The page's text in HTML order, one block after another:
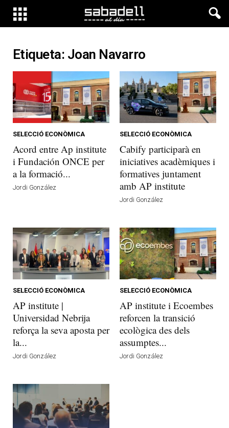
Etiqueta: Joan Navarro
SELECCIÓ ECONÒMICA
Acord entre Ap institute
i Fundación ONCE per
a la formació...
Jordi González
SELECCIÓ ECONÒMICA
Cabify participarà en
iniciatives acadèmiques i
formatives juntament
amb AP institute
Jordi González
SELECCIÓ ECONÒMICA
AP institute |
Universidad Nebrija
reforça la seva aposta per
la...
Jordi González
SELECCIÓ ECONÒMICA
AP institute i Ecoembes
reforcen la transició
ecològica des dels
assumptes...
Jordi González